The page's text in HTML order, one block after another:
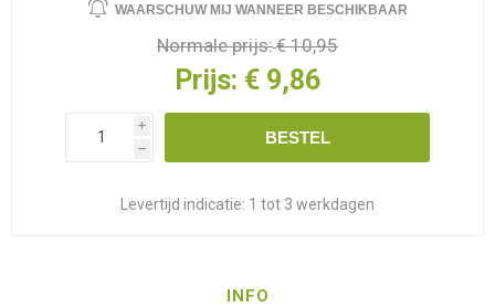
WAARSCHUW MIJ WANNEER BESCHIKBAAR
Normale prijs:€ 10,95
Prijs: € 9,86
i
h
BESTEL
Levertijd indicatie: 1 tot 3 werkdagen
INFO